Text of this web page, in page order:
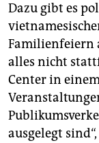
Dazu gibt es
Familienfeiern
alles nicht
Center in
ausgelegt